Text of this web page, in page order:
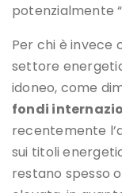
potenzialmente
Per chi è invece
settore
idoneo, come
fondi
recentemente
sui titoli
restano spesso